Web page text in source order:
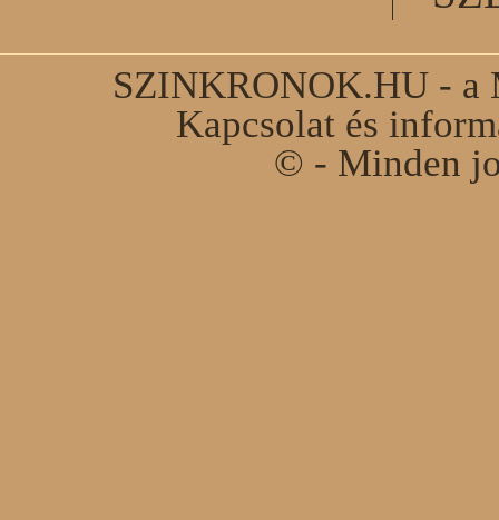
SZINKRONOK.HU - a
Kapcsolat és
© - Minden